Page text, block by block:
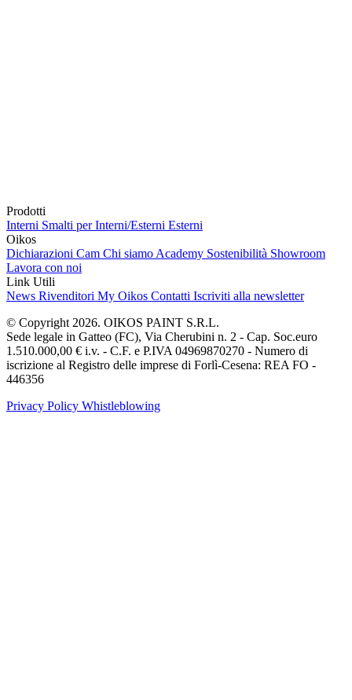
Prodotti
Interni Smalti per Interni/Esterni Esterni
Oikos
Dichiarazioni Cam Chi siamo Academy Sostenibilità Showroom
Lavora con noi
Link Utili
News Rivenditori My Oikos Contatti Iscriviti alla newsletter
© Copyright 2026. OIKOS PAINT S.R.L.
Sede legale in Gatteo (FC), Via Cherubini n. 2 - Cap. Soc.euro
1.510.000,00 € i.v. - C.F. e P.IVA 04969870270 - Numero di
iscrizione al Registro delle imprese di Forlì-Cesena: REA FO -
446356
Privacy Policy Whistleblowing